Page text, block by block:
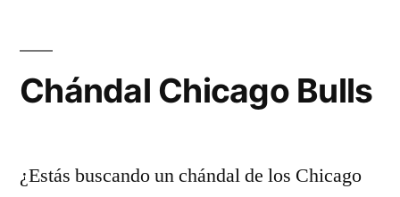
Chándal Chicago Bulls
¿Estás buscando un chándal de los Chicago